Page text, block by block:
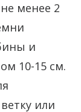
менее 2
и
10-15 см.
или